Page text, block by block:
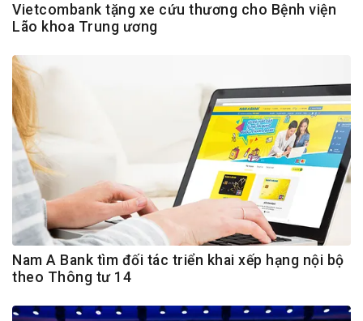
Vietcombank tặng xe cứu thương cho Bệnh viện
Lão khoa Trung ương
Nam A Bank tìm đối tác triển khai xếp hạng nội bộ
theo Thông tư 14